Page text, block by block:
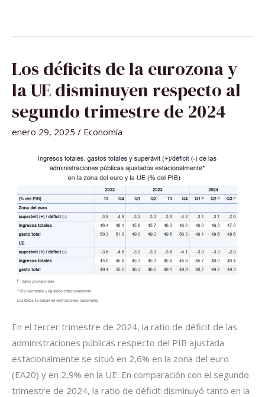
Los déficits de la eurozona y
la UE disminuyen respecto al
segundo trimestre de 2024
enero 29, 2025 / Economía
En el tercer trimestre de 2024, la ratio de déficit de las
administraciones públicas respecto del PIB ajustada
estacionalmente se situó en 2,6% en la zona del euro
(EA20) y en 2,9% en la UE. En comparación con el segundo
trimestre de 2024, la ratio de déficit disminuyó tanto en la
DÉFICITS
DE
LA
EUROZONA
Y
UE
DISMINUYEN
RESPECTO
AL
SEGUNDO
2024